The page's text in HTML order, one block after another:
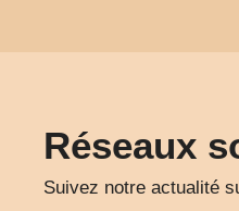
Réseaux
Suivez notre actualité